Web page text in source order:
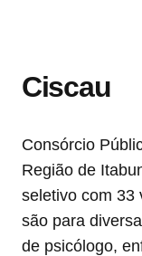
Ciscau
Consórcio
Região de
seletivo com 33
são para
de psicólogo,